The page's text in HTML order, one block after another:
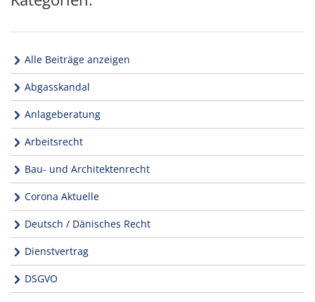
Alle Beiträge anzeigen
Abgasskandal
Anlageberatung
Arbeitsrecht
Bau- und Architektenrecht
Corona Aktuelle
Deutsch / Dänisches Recht
Dienstvertrag
DSGVO